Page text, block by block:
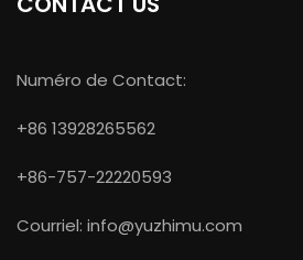
Numéro de Contact:
+86 13928265562
+86-757-22220593
Courriel: info@yuzhimu.com